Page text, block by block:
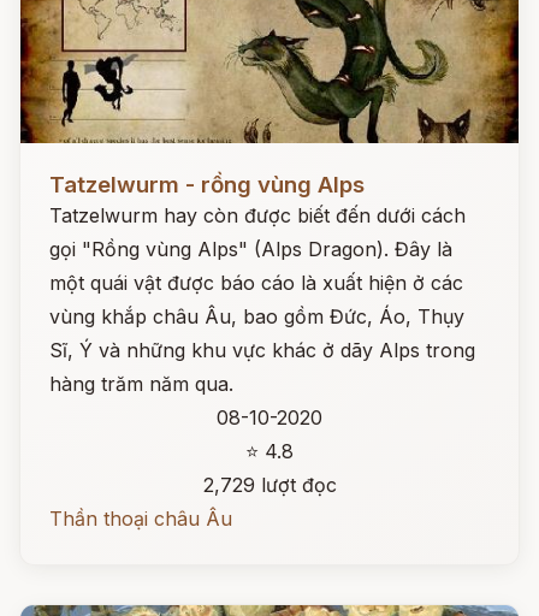
Tatzelwurm - rồng vùng Alps
Tatzelwurm hay còn được biết đến dưới cách
gọi "Rồng vùng Alps" (Alps Dragon). Đây là
một quái vật được báo cáo là xuất hiện ở các
vùng khắp châu Âu, bao gồm Đức, Áo, Thụy
Sĩ, Ý và những khu vực khác ở dãy Alps trong
hàng trăm năm qua.
08-10-2020
⭐ 4.8
2,729 lượt đọc
Thần thoại châu Âu